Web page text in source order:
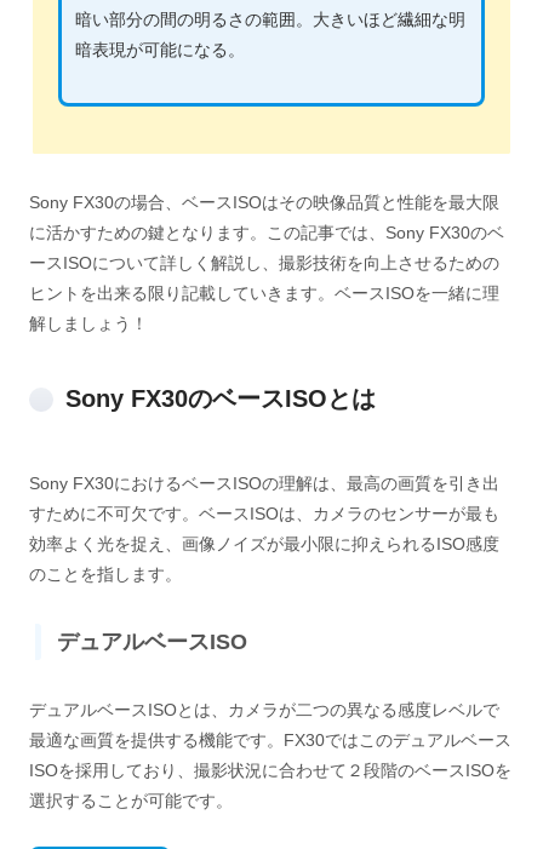
暗い部分の間の明るさの範囲。大きいほど繊細な明
暗表現が可能になる。
Sony FX30の場合、ベースISOはその映像品質と性能を最大限
に活かすための鍵となります。この記事では、Sony FX30のベ
ースISOについて詳しく解説し、撮影技術を向上させるための
ヒントを出来る限り記載していきます。ベースISOを一緒に理
解しましょう！
Sony FX30のベースISOとは
Sony FX30におけるベースISOの理解は、最高の画質を引き出
すために不可欠です。ベースISOは、カメラのセンサーが最も
効率よく光を捉え、画像ノイズが最小限に抑えられるISO感度
のことを指します。
デュアルベースISO
デュアルベースISOとは、カメラが二つの異なる感度レベルで
最適な画質を提供する機能です。FX30ではこのデュアルベース
ISOを採用しており、撮影状況に合わせて２段階のベースISOを
選択することが可能です。